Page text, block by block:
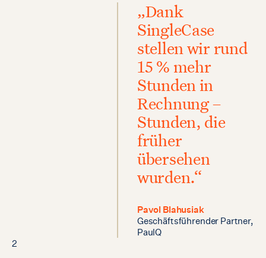
„Dank
SingleCase
stellen wir rund
15 % mehr
Stunden in
Rechnung –
Stunden, die
früher
übersehen
wurden.“
Pavol Blahusiak
Geschäftsführender Partner,
PaulQ
2